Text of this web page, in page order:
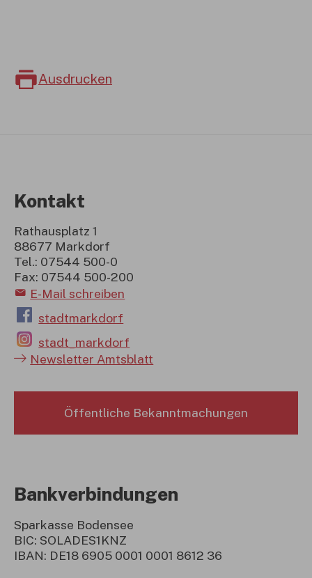
Ausdrucken
Kontakt
Rathausplatz 1
88677 Markdorf
Tel.: 07544 500-0
Fax: 07544 500-200
E-Mail schreiben
stadtmarkdorf
stadt_markdorf
Newsletter Amtsblatt
Öffentliche Bekanntmachungen
Bankverbindungen
Sparkasse Bodensee
BIC: SOLADES1KNZ
IBAN: DE18 6905 0001 0001 8612 36